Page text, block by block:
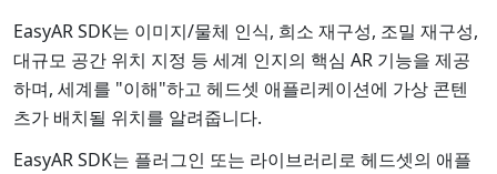
EasyAR SDK는 이미지/물체 인식, 희소 재구성, 조밀 재구성,
대규모 공간 위치 지정 등 세계 인지의 핵심 AR 기능을 제공
하며, 세계를 "이해"하고 헤드셋 애플리케이션에 가상 콘텐
츠가 배치될 위치를 알려줍니다.
EasyAR SDK는 플러그인 또는 라이브러리로 헤드셋의 애플